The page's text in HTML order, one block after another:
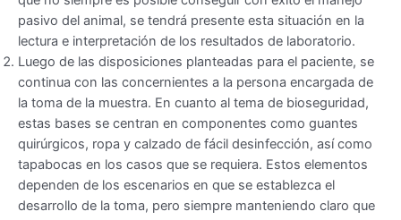
pasivo del animal, se tendrá presente esta situación en la
lectura e interpretación de los resultados de laboratorio.
Luego de las disposiciones planteadas para el paciente, se
continua con las concernientes a la persona encargada de
la toma de la muestra. En cuanto al tema de bioseguridad,
estas bases se centran en componentes como guantes
quirúrgicos, ropa y calzado de fácil desinfección, así como
tapabocas en los casos que se requiera. Estos elementos
dependen de los escenarios en que se establezca el
desarrollo de la toma, pero siempre manteniendo claro que